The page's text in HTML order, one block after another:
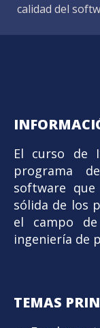
calidad del
El curso de
programa
software
sólida de los
el campo
ingeniería de
TEMAS